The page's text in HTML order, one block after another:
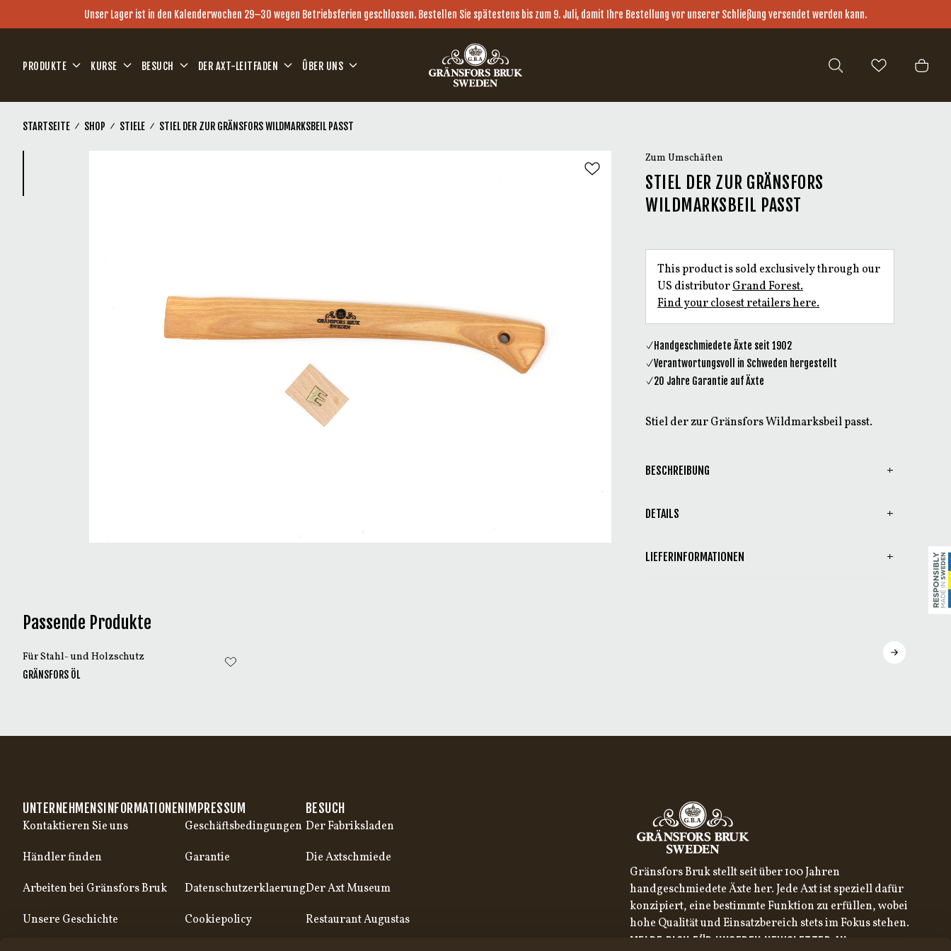
Zum Hauptinhalt springenUnser Lager ist in den Kalenderwochen 29–30 wegen Betriebsferien geschlossen. Bestellen Sie spätestens bis zum 9. Juli, damit Ihre Bestellung vor unserer Schließung versendet werden kann.
PRODUKTE KURSE BESUCH DER AXT-LEITFADEN ÛBER UNS
STARTSEITE SHOP STIELE STIEL DER ZUR GRÄNSFORS WILDMARKSBEIL PASST
Zum Umschäften
STIEL DER ZUR GRÄNSFORS
WILDMARKSBEIL PASST
This product is sold exclusively through our
US distributorGrand Forest.
Find your closest retailers here.
Handgeschmiedete Äxte seit 1902
Verantwortungsvoll in Schweden hergestellt
20 Jahre Garantie auf Äxte
Stiel der zur Gränsfors Wildmarksbeil passt.
BESCHREIBUNG
DETAILS
LIEFERINFORMATIONEN
Passende Produkte
Für Stahl- und Holzschutz
GRÄNSFORS ÖL
UNTERNEHMENSINFORMATIONEN
Kontaktieren Sie uns
Händler finden
Arbeiten bei Gränsfors Bruk
Unsere Geschichte
IMPRESSUM
Geschäftsbedingungen
Garantie
Datenschutzerklaerung
Cookiepolicy
BESUCH
Der Fabriksladen
Die Axtschmiede
Der Axt Museum
Restaurant Augustas
Gränsfors Bruk stellt seit über 100 Jahren
handgeschmiedete Äxte her. Jede Axt ist speziell dafür
konzipiert, eine bestimmte Funktion zu erfüllen, wobei
hohe Qualität und Einsatzbereich stets im Fokus stehen.
MELDE DICH FÜR UNSEREN NEWSLETTER AN